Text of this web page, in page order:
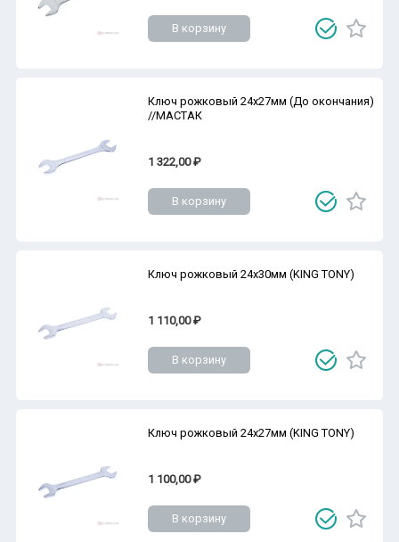
В корзину
Ключ рожковый 24х27мм (До окончания)
//МАСТАК
1 322,00 ₽
В корзину
Ключ рожковый 24х30мм (KING TONY)
1 110,00 ₽
В корзину
Ключ рожковый 24х27мм (KING TONY)
1 100,00 ₽
В корзину